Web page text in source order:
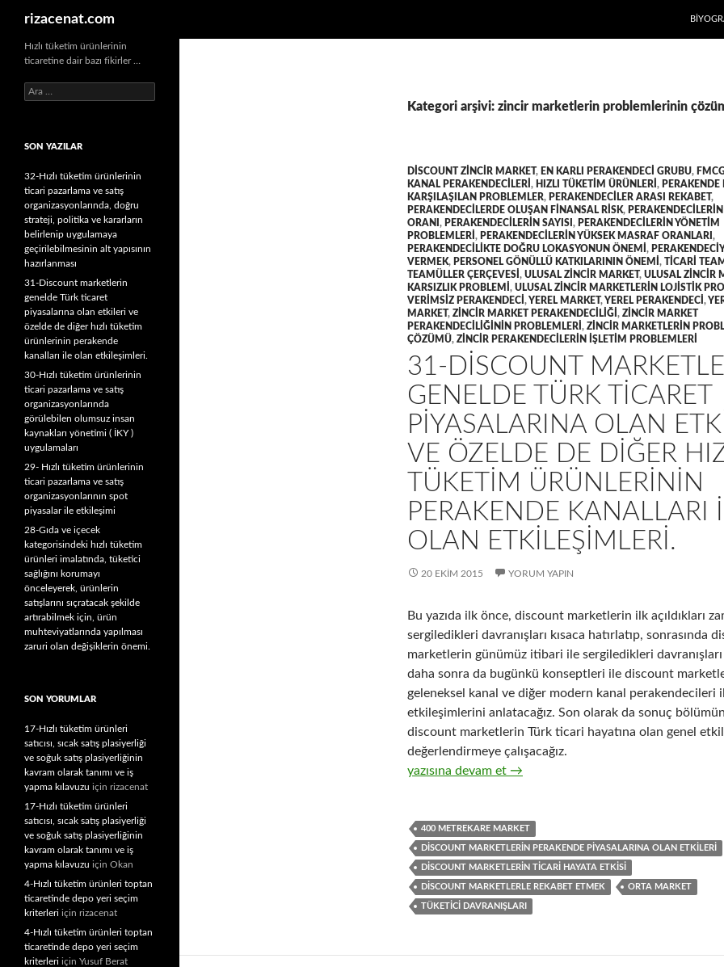
rizacenat.com
Kategori arşivi: zincir marketlerin problemlerinin
DISCOUNT ZINCIR MARKET, EN KARLI PERAKENDECI GRUBU,
KANAL PERAKENDECILERI , HIZLI TÜKETIM ÜRÜNLERI ,
KARŞILAŞILAN PROBLEMLER, PERAKENDECILER ARASI REKABET,
PERAKENDECILERDE OLUŞAN FINANSAL RISK,
ORANI , PERAKENDECILERIN SAYISI , PERAKENDECILERIN YÖNETIM
PROBLEMLERI , PERAKENDECILERIN YÜKSEK MASRAF ORANLARI ,
PERAKENDECILIKTE DOĞRU LOKASYONUN ÖNEMI ,
VERMEK, PERSONEL GÖNÜLLÜ KATKILARININ ÖNEMI , TICARI
TEAMÜLLER ÇERÇEVESI , ULUSAL ZINCIR MARKET, ULUSAL ZINCIR
KARSIZLIK PROBLEMI , ULUSAL ZINCIR MARKETLERIN LOJISTIK
VERIMSIZ PERAKENDECI ,YEREL MARKET,YEREL PERAKENDECI ,
MARKET, ZINCIR MARKET PERAKENDECILIĞI , ZINCIR MARKET
PERAKENDECILIĞININ PROBLEMLERI , ZINCIR MARKETLERIN
ÇÖZÜMÜ, ZINCIR PERAKENDECILERIN IŞLETIM PROBLEMLERI
31-DISCOUNT
GENELDE TÜRK TICARET
PIYASALARINA OLAN
VE ÖZELDE DE DIĞER
TÜKETIM ÜRÜNLERININ
PERAKENDE KANALLARI
OLAN ETKILEŞIMLERI.
20 EKIM 2015 YORUM YAPIN
Bu yazıda ilk önce, discount marketlerin ilk açıldıkları
sergiledikleri davranışları kısaca hatırlatıp, sonrasında
marketlerin günümüz itibari ile sergiledikleri
daha sonra da bugünkü konseptleri ile discount
geleneksel kanal ve diğer modern kanal perakendecileri
etkileşimlerini anlatacağız. Son olarak da sonuç
discount marketlerin Türk ticari hayatına olan genel
değerlendirmeye çalışacağız.
31-Discount marketlerin genelde Türk ticaret
yazısına devam et →
400 METREKARE MARKET
DISCOUNT MARKETLERIN PERAKENDE PIYASALARINA OLAN ETKILERI
DISCOUNT MARKETLERIN TICARI HAYATA ETKISI
DISCOUNT MARKETLERLE REKABET ETMEK ORTA MARKET
TÜKETICI DAVRANIŞLARI
Hızlı tüketim ürünlerinin
ticaretine dair bazı fikirler …
A
r
a
SON YAZILAR
32-Hızlı tüketim ürünlerinin
ticari pazarlama ve satış
organizasyonlarında, doğru
strateji, politika ve kararların
belirlenip uygulamaya
geçirilebilmesinin alt yapısının
hazırlanması
31-Discount marketlerin
genelde Türk ticaret
piyasalarına olan etkileri ve
özelde de diğer hızlı tüketim
ürünlerinin perakende
kanalları ile olan etkileşimleri.
30-Hızlı tüketim ürünlerinin
ticari pazarlama ve satış
organizasyonlarında
görülebilen olumsuz insan
kaynakları yönetimi ( İKY )
uygulamaları
29- Hızlı tüketim ürünlerinin
ticari pazarlama ve satış
organizasyonlarının spot
piyasalar ile etkileşimi
28-Gıda ve içecek
kategorisindeki hızlı tüketim
ürünleri imalatında, tüketici
sağlığını korumayı
önceleyerek, ürünlerin
satışlarını sıçratacak şekilde
artırabilmek için, ürün
muhteviyatlarında yapılması
zaruri olan değişiklerin önemi.
SON YORUMLAR
17-Hızlı tüketim ürünleri
satıcısı, sıcak satış plasiyerliği
ve soğuk satış plasiyerliğinin
kavram olarak tanımı ve iş
yapma kılavuzu için rizacenat
17-Hızlı tüketim ürünleri
satıcısı, sıcak satış plasiyerliği
ve soğuk satış plasiyerliğinin
kavram olarak tanımı ve iş
yapma kılavuzu için Okan
4-Hızlı tüketim ürünleri toptan
ticaretinde depo yeri seçim
kriterleri için rizacenat
4-Hızlı tüketim ürünleri toptan
ticaretinde depo yeri seçim
kriterleri için Yusuf Berat